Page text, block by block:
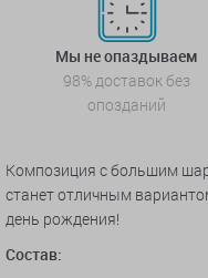
Мы не опаздываем
98% доставок без
опозданий
Композиция с большим
станет отличным
день рождения!
Состав: